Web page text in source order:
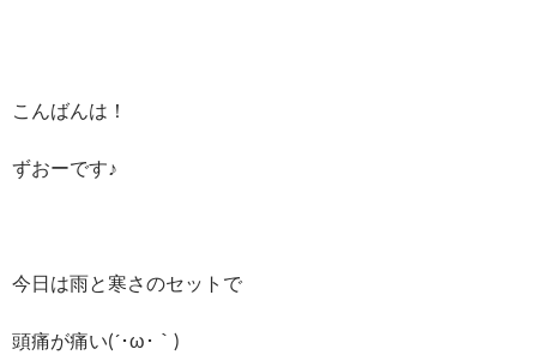
こんばんは！
ずおーです♪
今日は雨と寒さのセットで
頭痛が痛い(´･ω･｀)